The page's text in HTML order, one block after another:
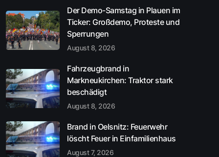
Der Demo-Samstag in Plauen im
Ticker: Großdemo, Proteste und
Sperrungen
August 8, 2026
Fahrzeugbrand in
Markneukirchen: Traktor stark
beschädigt
August 8, 2026
Brand in Oelsnitz: Feuerwehr
löscht Feuer in Einfamilienhaus
August 7, 2026